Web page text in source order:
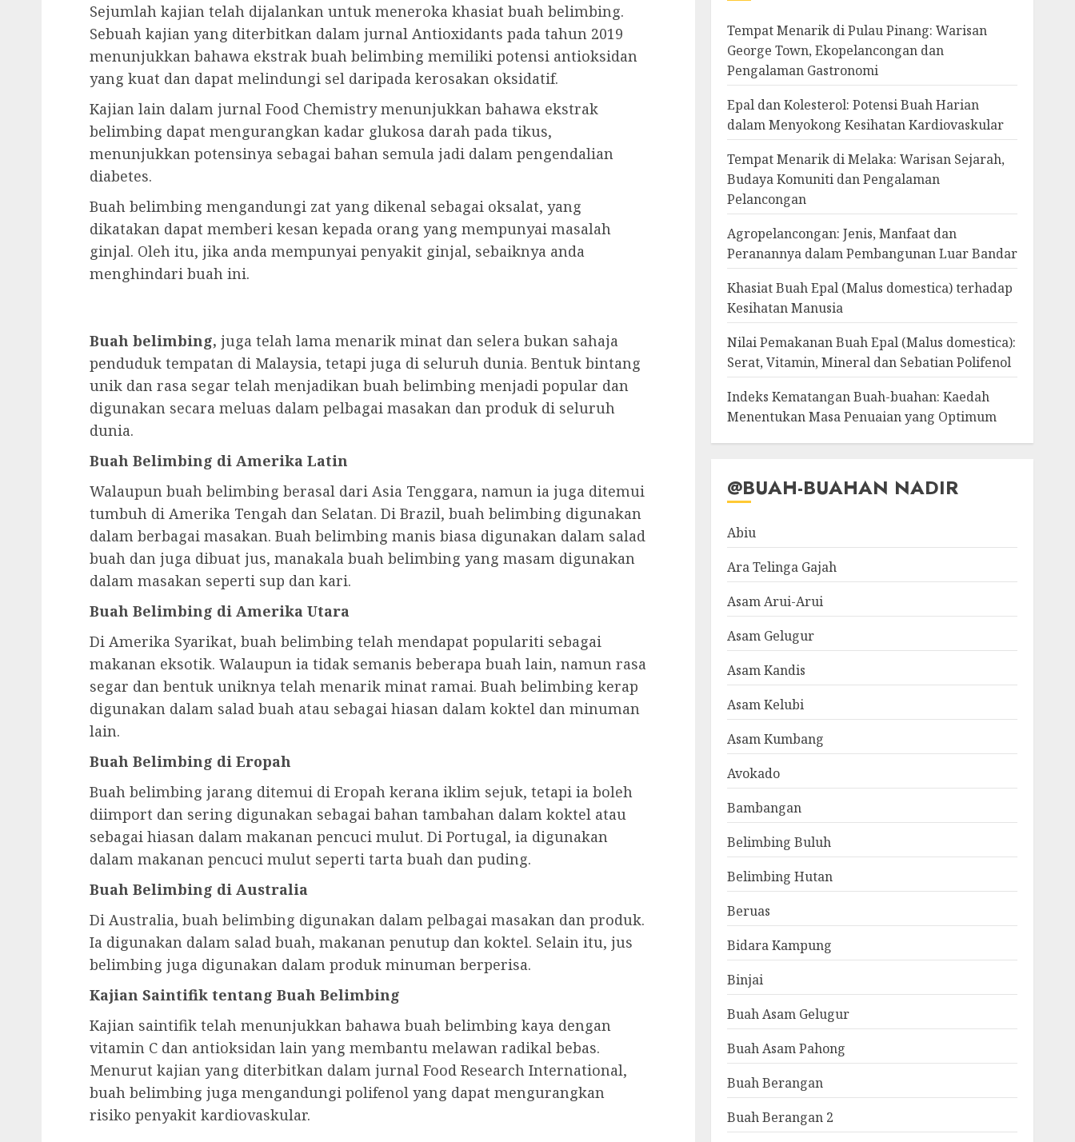
Sejumlah kajian telah dijalankan untuk meneroka khasiat buah belimbing.
Sebuah kajian yang diterbitkan dalam jurnal Antioxidants pada tahun 2019
menunjukkan bahawa ekstrak buah belimbing memiliki potensi antioksidan
yang kuat dan dapat melindungi sel daripada kerosakan oksidatif.
Kajian lain dalam jurnal Food Chemistry menunjukkan bahawa ekstrak
belimbing dapat mengurangkan kadar glukosa darah pada tikus,
menunjukkan potensinya sebagai bahan semula jadi dalam pengendalian
diabetes.
Buah belimbing mengandungi zat yang dikenal sebagai oksalat, yang
dikatakan dapat memberi kesan kepada orang yang mempunyai masalah
ginjal. Oleh itu, jika anda mempunyai penyakit ginjal, sebaiknya anda
menghindari buah ini.
Buah belimbing, juga telah lama menarik minat dan selera bukan sahaja
penduduk tempatan di Malaysia, tetapi juga di seluruh dunia. Bentuk bintang
unik dan rasa segar telah menjadikan buah belimbing menjadi popular dan
digunakan secara meluas dalam pelbagai masakan dan produk di seluruh
dunia.
Buah Belimbing di Amerika Latin
Walaupun buah belimbing berasal dari Asia Tenggara, namun ia juga ditemui
tumbuh di Amerika Tengah dan Selatan. Di Brazil, buah belimbing digunakan
dalam berbagai masakan. Buah belimbing manis biasa digunakan dalam salad
buah dan juga dibuat jus, manakala buah belimbing yang masam digunakan
dalam masakan seperti sup dan kari.
Buah Belimbing di Amerika Utara
Di Amerika Syarikat, buah belimbing telah mendapat populariti sebagai
makanan eksotik. Walaupun ia tidak semanis beberapa buah lain, namun rasa
segar dan bentuk uniknya telah menarik minat ramai. Buah belimbing kerap
digunakan dalam salad buah atau sebagai hiasan dalam koktel dan minuman
lain.
Buah Belimbing di Eropah
Buah belimbing jarang ditemui di Eropah kerana iklim sejuk, tetapi ia boleh
diimport dan sering digunakan sebagai bahan tambahan dalam koktel atau
sebagai hiasan dalam makanan pencuci mulut. Di Portugal, ia digunakan
dalam makanan pencuci mulut seperti tarta buah dan puding.
Buah Belimbing di Australia
Di Australia, buah belimbing digunakan dalam pelbagai masakan dan produk.
Ia digunakan dalam salad buah, makanan penutup dan koktel. Selain itu, jus
belimbing juga digunakan dalam produk minuman berperisa.
Kajian Saintifik tentang Buah Belimbing
Kajian saintifik telah menunjukkan bahawa buah belimbing kaya dengan
vitamin C dan antioksidan lain yang membantu melawan radikal bebas.
Menurut kajian yang diterbitkan dalam jurnal Food Research International,
buah belimbing juga mengandungi polifenol yang dapat mengurangkan
risiko penyakit kardiovaskular.
Tempat Menarik di Pulau Pinang: Warisan
George Town, Ekopelancongan dan
Pengalaman Gastronomi
Epal dan Kolesterol: Potensi Buah Harian
dalam Menyokong Kesihatan Kardiovaskular
Tempat Menarik di Melaka: Warisan Sejarah,
Budaya Komuniti dan Pengalaman
Pelancongan
Agropelancongan: Jenis, Manfaat dan
Peranannya dalam Pembangunan Luar Bandar
Khasiat Buah Epal (Malus domestica) terhadap
Kesihatan Manusia
Nilai Pemakanan Buah Epal (Malus domestica):
Serat, Vitamin, Mineral dan Sebatian Polifenol
Indeks Kematangan Buah-buahan: Kaedah
Menentukan Masa Penuaian yang Optimum
@BUAH-BUAHAN NADIR
Abiu
Ara Telinga Gajah
Asam Arui-Arui
Asam Gelugur
Asam Kandis
Asam Kelubi
Asam Kumbang
Avokado
Bambangan
Belimbing Buluh
Belimbing Hutan
Beruas
Bidara Kampung
Binjai
Buah Asam Gelugur
Buah Asam Pahong
Buah Berangan
Buah Berangan 2